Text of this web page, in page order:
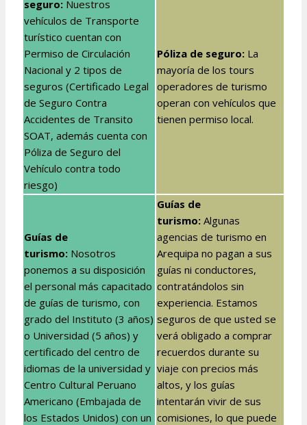
seguro: Nuestros
vehículos de Transporte
turístico cuentan con
Permiso de Circulación
Nacional y 2 tipos de
seguros (Certificado Legal
de Seguro Contra
Accidentes de Transito
SOAT, además cuenta con
Póliza de Seguro del
Vehículo contra todo
riesgo)
Póliza de seguro: La
mayoría de los tours
operadores de turismo
operan con vehículos que
tienen permiso local.
Guías de
turismo: Nosotros
ponemos a su disposición
el personal más capacitado
de guías de turismo, con
grado del Instituto (3 años)
o Universidad (5 años) y
certificado del centro de
idiomas de la universidad y
Centro Cultural Peruano
Americano (Embajada de
los Estados Unidos) con un
Guías de
turismo: Algunas
agencias de turismo en
Arequipa no pagan a sus
guías ni conductores,
contratándolos sin
experiencia. Estamos
seguros de que usted se
verá obligado a comprar
recuerdos durante su
viaje con precios más
altos, y los guías
intentarán vivir de sus
comisiones, lo que puede